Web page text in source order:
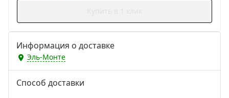
Информация о доставке
Эль-Монте
Способ доставки